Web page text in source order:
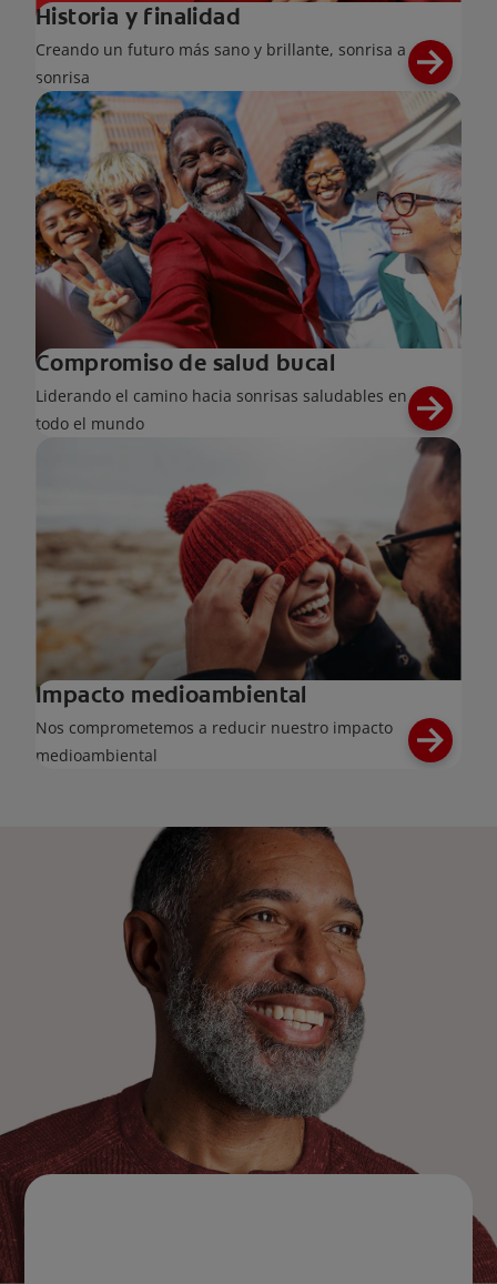
Historia y finalidad
Creando un futuro más sano y brillante, sonrisa a
sonrisa
Compromiso de salud bucal
Liderando el camino hacia sonrisas saludables en
todo el mundo
Impacto medioambiental
Nos comprometemos a reducir nuestro impacto
medioambiental